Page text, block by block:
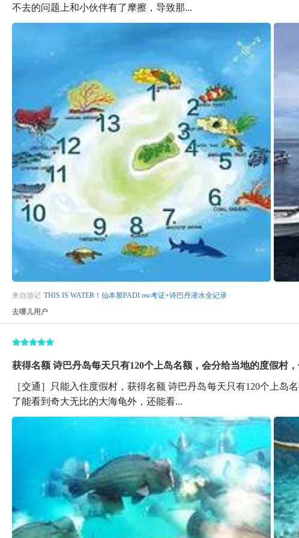
不去的问题上和小伙伴有了摩擦，导致那...
来自游记 THIS IS WATER！仙本那PADI ow考证+诗巴丹潜水全记录
去哪儿用户
获得名额 诗巴丹岛每天只有120个上岛名额，会分给当地的度假村，
［交通］只能入住度假村，获得名额 诗巴丹岛每天只有120个上
了能看到奇大无比的大海龟外，还能看...